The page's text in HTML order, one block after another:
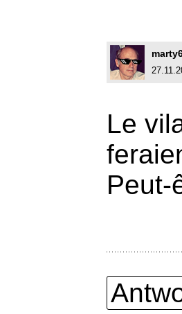
Le
Peut-